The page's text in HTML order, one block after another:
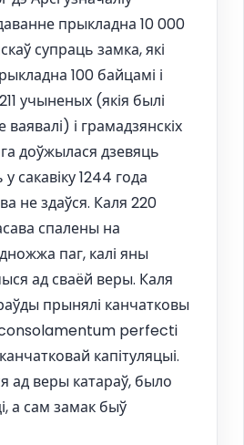
прыкладна 10 000
супраць замка, які
100 байцамі і
учыненых (якія былі
ваявалі) і грамадзянскіх
доўжылася дзевяць
сакавіку 1244 года
не здаўся. Каля 220
спалены на
паг, калі яны
ад сваёй веры. Каля
прынялі канчатковы
consolamentum perfecti
капітуляцыі.
ад веры катараў, было
а сам замак быў